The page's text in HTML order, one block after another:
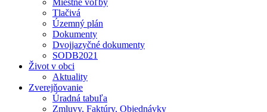
Miestne voľby
Tlačivá
Územný plán
Dokumenty
Dvojjazyčné dokumenty
SODB2021
Život v obci
Aktuality
Zverejňovanie
Úradná tabuľa
Zmluvy, Faktúry, Objednávky